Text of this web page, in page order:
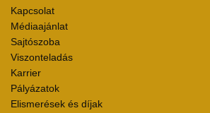
Kapcsolat
Médiaajánlat
Sajtószoba
Viszonteladás
Karrier
Pályázatok
Elismerések és díjak